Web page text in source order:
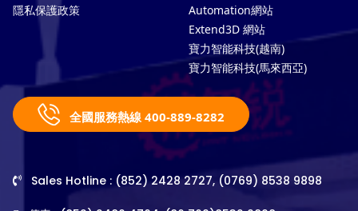
隱私保護政策
Automation網站
Extend3D 網站
寶力智能科技(越南)
寶力智能科技(馬來西亞)
全國服務熱線 400-889-8282
Sales Hotline : (852) 2428 2727, (0769) 8538 9898